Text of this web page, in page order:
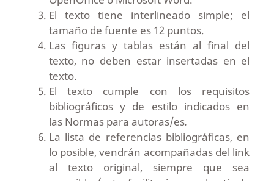
El texto tiene interlineado simple; el
tamaño de fuente es 12 puntos.
Las figuras y tablas están al final del
texto, no deben estar insertadas en el
texto.
El texto cumple con los requisitos
bibliográficos y de estilo indicados en
las Normas para autoras/es.
La lista de referencias bibliográficas, en
lo posible, vendrán acompañadas del link
al texto original, siempre que sea